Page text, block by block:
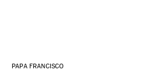
PAPA FRANCISCO